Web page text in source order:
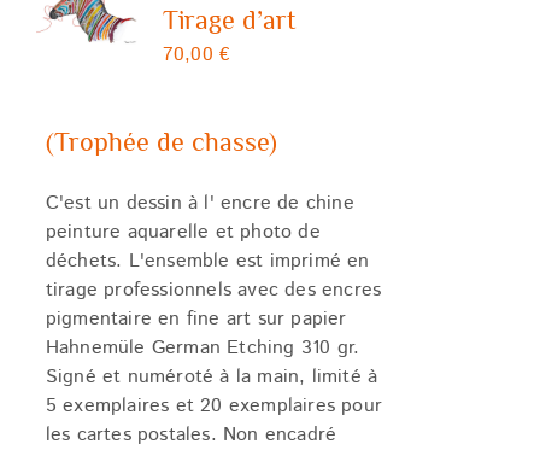
Tirage d’art
70,00 €
(Trophée de chasse)
C'est un dessin à l' encre de chine
peinture aquarelle et photo de
déchets. L'ensemble est imprimé en
tirage professionnels avec des encres
pigmentaire en fine art sur papier
Hahnemüle German Etching 310 gr.
Signé et numéroté à la main, limité à
5 exemplaires et 20 exemplaires pour
les cartes postales. Non encadré